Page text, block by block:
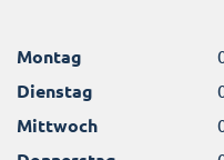
Montag
Dienstag
Mittwoch